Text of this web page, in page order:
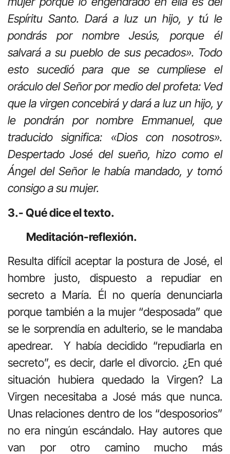
Espíritu Santo. Dará a luz un hijo, y tú le
pondrás por nombre Jesús, porque él
salvará a su pueblo de sus pecados». Todo
esto sucedió para que se cumpliese el
oráculo del Señor por medio del profeta: Ved
que la virgen concebirá y dará a luz un hijo, y
le pondrán por nombre Emmanuel, que
traducido significa: «Dios con nosotros».
Despertado José del sueño, hizo como el
Ángel del Señor le había mandado, y tomó
consigo a su mujer.
3.- Qué dice el texto.
Meditación-reflexión.
Resulta difícil aceptar la postura de José, el
hombre justo, dispuesto a repudiar en
secreto a María. Él no quería denunciarla
porque también a la mujer “desposada” que
se le sorprendía en adulterio, se le mandaba
apedrear. Y había decidido “repudiarla en
secreto”, es decir, darle el divorcio. ¿En qué
situación hubiera quedado la Virgen? La
Virgen necesitaba a José más que nunca.
Unas relaciones dentro de los “desposorios”
no era ningún escándalo. Hay autores que
van por otro camino mucho más